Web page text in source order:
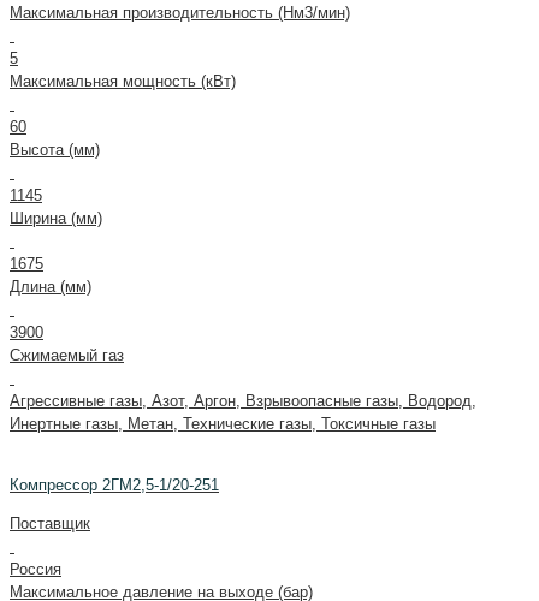
Максимальная производительность (Нм3/мин)
5
Максимальная мощность (кВт)
60
Высота (мм)
1145
Ширина (мм)
1675
Длина (мм)
3900
Сжимаемый газ
Агрессивные газы, Азот, Аргон, Взрывоопасные газы, Водород,
Инертные газы, Метан, Технические газы, Токсичные газы
Компрессор 2ГМ2,5-1/20-251
Поставщик
Россия
Максимальное давление на выходе (бар)